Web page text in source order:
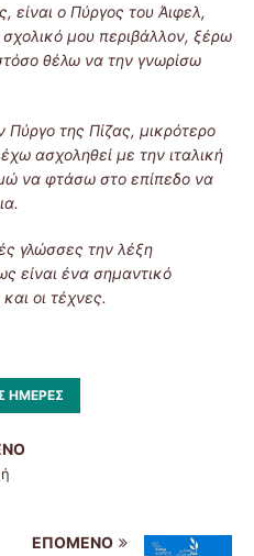
είναι ο Πύργος του Άιφελ,
μου περιβάλλον, ξέρω
θέλω να την γνωρίσω
Πύργο της Πίζας, μικρότερο
ασχοληθεί με την ιταλική
να φτάσω στο επίπεδο να
γλώσσες την λέξη
είναι ένα σημαντικό
οι τέχνες.
ΗΜΈΡΕΣ
ΕΠΌΜΕΝΟ